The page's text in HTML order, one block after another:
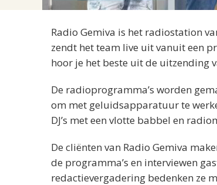
Radio Gemiva is het radiostation
zendt het team live uit vanuit een
hoor je het beste uit de uitzending
De radioprogramma’s worden
om met geluidsapparatuur te
DJ’s met een vlotte babbel en
De cliënten van Radio Gemiva
de programma’s en interviewen
redactievergadering bedenken ze